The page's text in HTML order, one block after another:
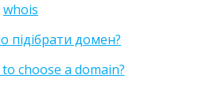
whois
підібрати домен?
choose a domain?